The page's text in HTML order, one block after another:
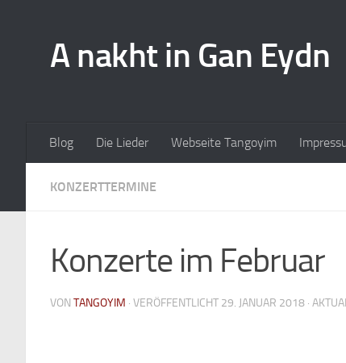
A nakht in Gan Eydn
Blog Die Lieder Webseite Tangoyim
KONZERTTERMINE
Konzerte im Februar
VON TANGOYIM · VERÖFFENTLICHT 29. JANUAR 2018 ·